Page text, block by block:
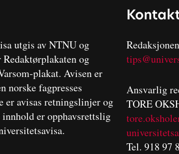
utgis av NTNU og
Redaktørplakaten og
plakat. Avisen er
norske fagpresses
er avisas retningslinjer og
er opphavsrettslig
Redaksjonen
Ansvarlig
TORE
Tel. 918 97